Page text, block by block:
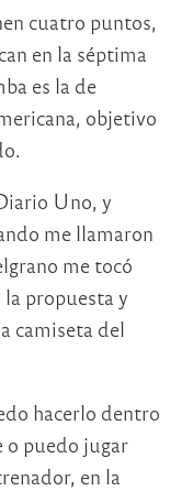
cuatro puntos,
en la séptima
es la de
objetivo
Uno, y
me llamaron
me tocó
propuesta y
camiseta del
hacerlo dentro
o puedo jugar
en la